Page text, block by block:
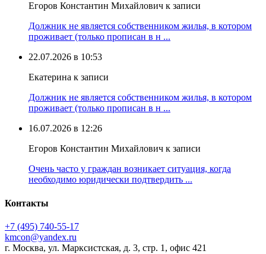
Егоров Константин Михайлович к записи
Должник не является собственником жилья, в котором
проживает (только прописан в н ...
22.07.2026 в 10:53
Екатерина к записи
Должник не является собственником жилья, в котором
проживает (только прописан в н ...
16.07.2026 в 12:26
Егоров Константин Михайлович к записи
Очень часто у граждан возникает ситуация, когда
необходимо юридически подтвердить ...
Контакты
+7 (495) 740‑55‑17
kmcon@yandex.ru
г. Москва, ул. Марксистская, д. 3, стр. 1, офис 421